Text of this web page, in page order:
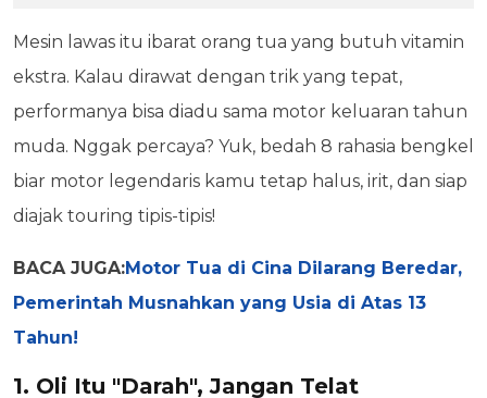
Mesin lawas itu ibarat orang tua yang butuh vitamin
ekstra. Kalau dirawat dengan trik yang tepat,
performanya bisa diadu sama motor keluaran tahun
muda. Nggak percaya? Yuk, bedah 8 rahasia bengkel
biar motor legendaris kamu tetap halus, irit, dan siap
diajak touring tipis-tipis!
BACA JUGA:Motor Tua di Cina Dilarang Beredar,
Pemerintah Musnahkan yang Usia di Atas 13
Tahun!
1. Oli Itu "Darah", Jangan Telat